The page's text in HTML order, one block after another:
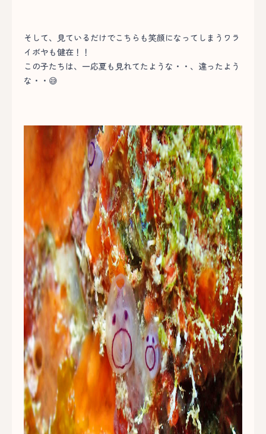
そして、見ているだけでこちらも笑顔になってしまうワラ
イボヤも健在！！
この子たちは、一応夏も見れてたような・・、違ったよう
な・・😅